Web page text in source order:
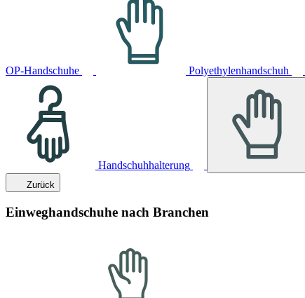
OP-Handschuhe Polyethylenhandschuh
Handschuhhalterung
Zurück
Einweghandschuhe nach Branchen